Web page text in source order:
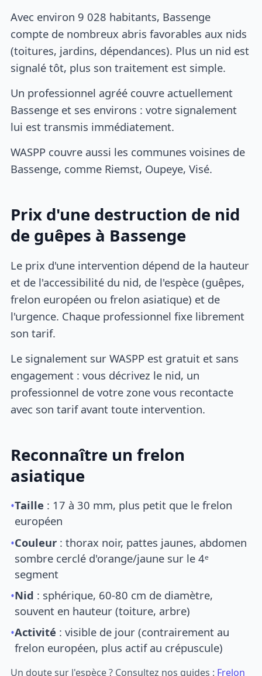
Avec environ 9 028 habitants, Bassenge
compte de nombreux abris favorables aux nids
(toitures, jardins, dépendances). Plus un nid est
signalé tôt, plus son traitement est simple.
Un professionnel agréé couvre actuellement
Bassenge et ses environs : votre signalement
lui est transmis immédiatement.
WASPP couvre aussi les communes voisines de
Bassenge, comme Riemst, Oupeye, Visé.
Prix d'une destruction de nid
de guêpes à Bassenge
Le prix d'une intervention dépend de la hauteur
et de l'accessibilité du nid, de l'espèce (guêpes,
frelon européen ou frelon asiatique) et de
l'urgence. Chaque professionnel fixe librement
son tarif.
Le signalement sur WASPP est gratuit et sans
engagement : vous décrivez le nid, un
professionnel de votre zone vous recontacte
avec son tarif avant toute intervention.
Reconnaître un frelon
asiatique
•Taille : 17 à 30 mm, plus petit que le frelon
européen
•Couleur : thorax noir, pattes jaunes, abdomen
sombre cerclé d'orange/jaune sur le 4ᵉ
segment
•Nid : sphérique, 60-80 cm de diamètre,
souvent en hauteur (toiture, arbre)
•Activité : visible de jour (contrairement au
frelon européen, plus actif au crépuscule)
Un doute sur l'espèce ? Consultez nos guides : Frelon